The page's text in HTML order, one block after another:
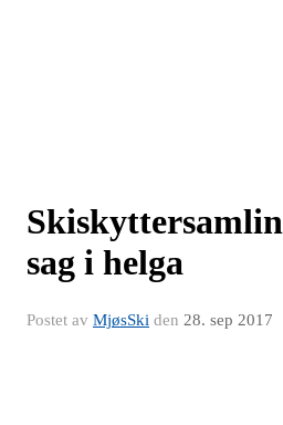
sag i helga
Postet av MjøsSki den 28. sep 2017